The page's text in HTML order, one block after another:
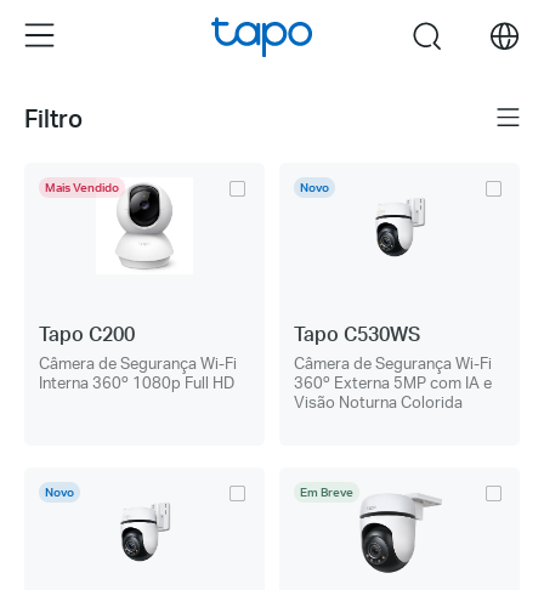
the
Menu search
Filtro Menu
Mais Vendido
Tapo C200
Câmera de Segurança Wi-Fi
Interna 360º 1080p Full HD
Novo
Tapo C530WS
Câmera de Segurança Wi-Fi
360º Externa 5MP com IA e
Visão Noturna Colorida
Novo Em Breve